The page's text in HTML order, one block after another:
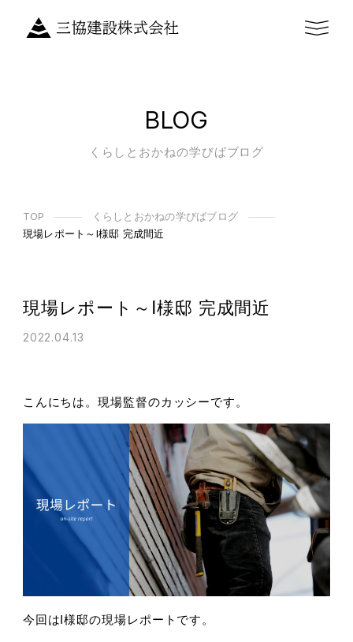
BLOG
くらしとおかねの学びばブログ
TOP
くらしとおかねの学びばブログ
現場レポート～I様邸 完成間近
現場レポート～I様邸 完成間近
2022.04.13
こんにちは。現場監督のカッシーです。
今回はI様邸の現場レポートです。